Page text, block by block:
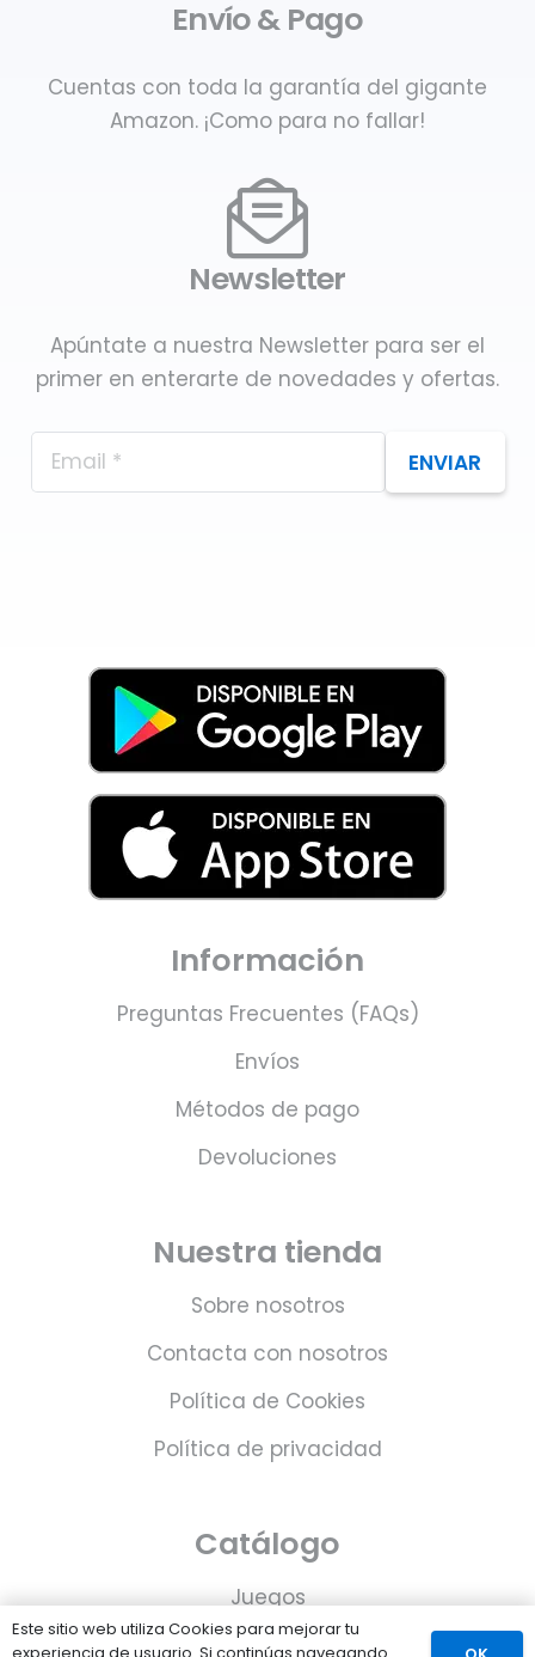
Envío & Pago
Cuentas con toda la garantía del gigante
Amazon. ¡Como para no fallar!
Newsletter
Apúntate a nuestra Newsletter para ser el
primer en enterarte de novedades y ofertas.
ENVIAR
Información
Preguntas Frecuentes (FAQs)
Envíos
Métodos de pago
Devoluciones
Nuestra tienda
Sobre nosotros
Contacta con nosotros
Política de Cookies
Política de privacidad
Catálogo
Juegos
Consolas
Este sitio web utiliza Cookies para mejorar tu